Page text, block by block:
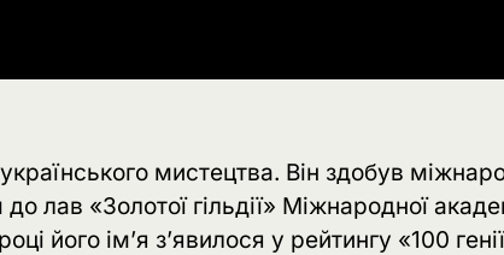
мистецтва. Він здобув
«Золотої гільдії» Міжнародної
його ім’я з’явилося у рейтингу «100